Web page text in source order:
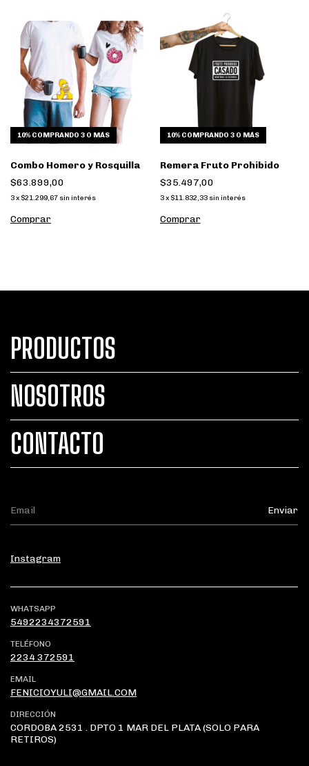
10% COMPRANDO 3 O MÁS
Combo Homero y Rosquilla
$63.899,00
3x $21.299,67 sin interés
Comprar
10% COMPRANDO 3 O MÁS
Remera Fruto Prohibido
$35.497,00
3 x $11.832,33 sin interés
Comprar
PRODUCTOS
NOSOTROS
CONTACTO
Instagram
WHATSAPP
5492234372591
TELÉFONO
2234 372591
EMAIL
FENICIOYULI@GMAIL.COM
DIRECCIÓN
CORDOBA 2531 . DPTO 1 MAR DEL PLATA (SOLO PARA
RETIROS)